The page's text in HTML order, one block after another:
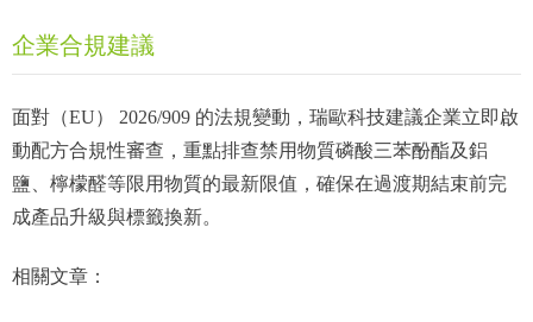
企業合規建議
面對（EU） 2026/909 的法規變動，瑞歐科技建議企業立即啟
動配方合規性審查，重點排查禁用物質磷酸三苯酚酯及鋁
鹽、檸檬醛等限用物質的最新限值，確保在過渡期結束前完
成產品升級與標籤換新。
相關文章：